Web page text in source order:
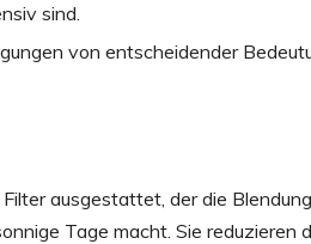
sind.
von entscheidender
ausgestattet, der die
Tage macht. Sie reduzieren